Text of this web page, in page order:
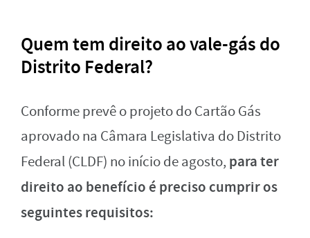
Quem tem direito ao vale-gás do
Distrito Federal?
Conforme prevê o projeto do Cartão Gás
aprovado na Câmara Legislativa do Distrito
Federal (CLDF) no início de agosto, para ter
direito ao benefício é preciso cumprir os
seguintes requisitos: